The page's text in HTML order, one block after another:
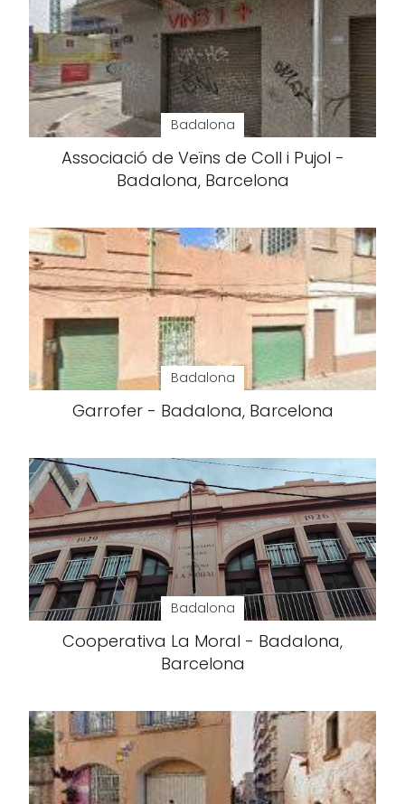
Badalona
Associació de Veïns de Coll i Pujol -
Badalona, Barcelona
Badalona
Garrofer - Badalona, Barcelona
Badalona
Cooperativa La Moral - Badalona,
Barcelona